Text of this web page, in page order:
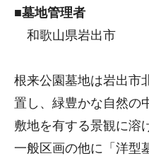
■墓地管理者
和歌山県岩出市
根来公園墓地は岩出市
置し、緑豊かな自然の
敷地を有する景観に溶
一般区画の他に「洋型